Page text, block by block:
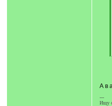
А в
---
Ищу